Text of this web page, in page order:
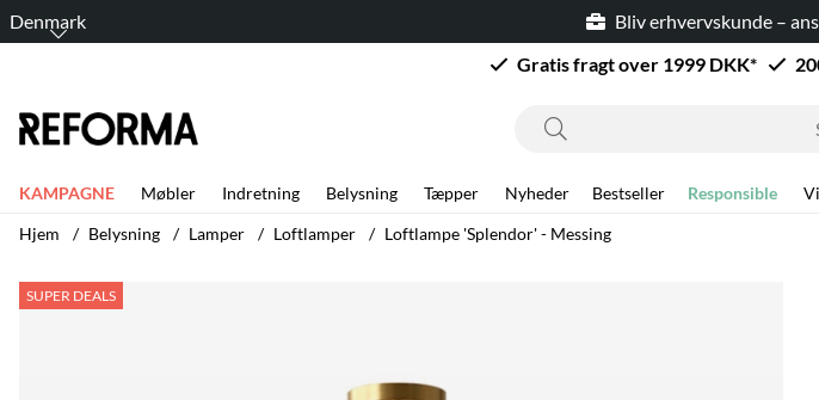
Denmark
Bliv erhvervskunde –
Gratis fragt over 1999 DKK*
KAMPAGNE Møbler Indretning Belysning Tæpper Nyheder Bestseller Responsible
Hjem
Belysning Lamper Loftlamper Loftlampe 'Splendor' - Messing
SUPER DEALS
Produktbilleder Loftlampe 'Splendor' - Messing